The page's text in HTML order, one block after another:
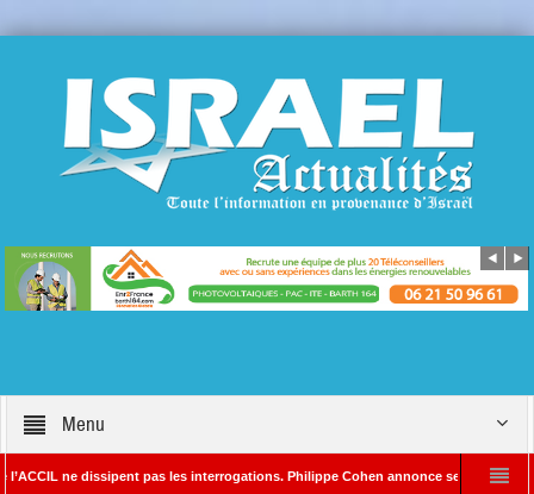
Menu
dissipent pas les interrogations. Philippe Cohen annonce se réserver le droit de